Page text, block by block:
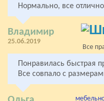
Нормально, все
Владимир
25.06.2019
Понравилась быстрая
Все совпало с
В
Все
от